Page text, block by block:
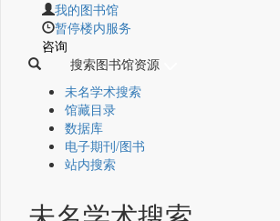
我的图书馆
暂停楼内服务
咨询
搜索图书馆资源
未名学术搜索
馆藏目录
数据库
电子期刊/图书
站内搜索